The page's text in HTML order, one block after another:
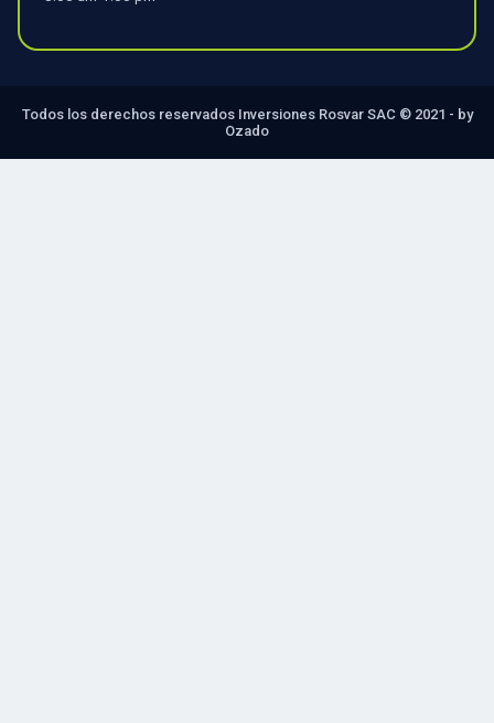
Todos los derechos reservados Inversiones Rosvar SAC © 2021 - by
Ozado